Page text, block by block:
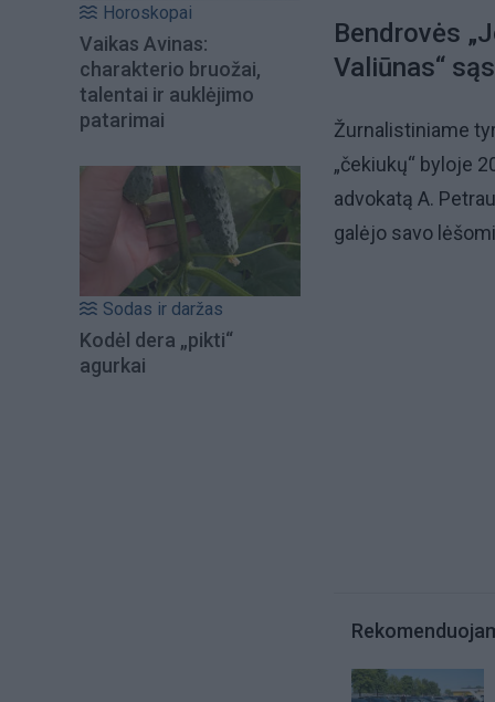
Horoskopai
Vaikas Avinas:
charakterio bruožai,
talentai ir auklėjimo
patarimai
Sodas ir daržas
Kodėl dera „pikti“
agurkai
Bendrovės
Valiūnas“
Žurnalistiniame
„čekiukų“ byloje
advokatą A.
galėjo savo